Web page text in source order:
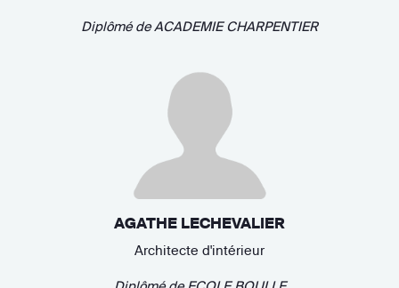
Diplômé deACADEMIE CHARPENTIER
AGATHE LECHEVALIER
Architecte d'intérieur